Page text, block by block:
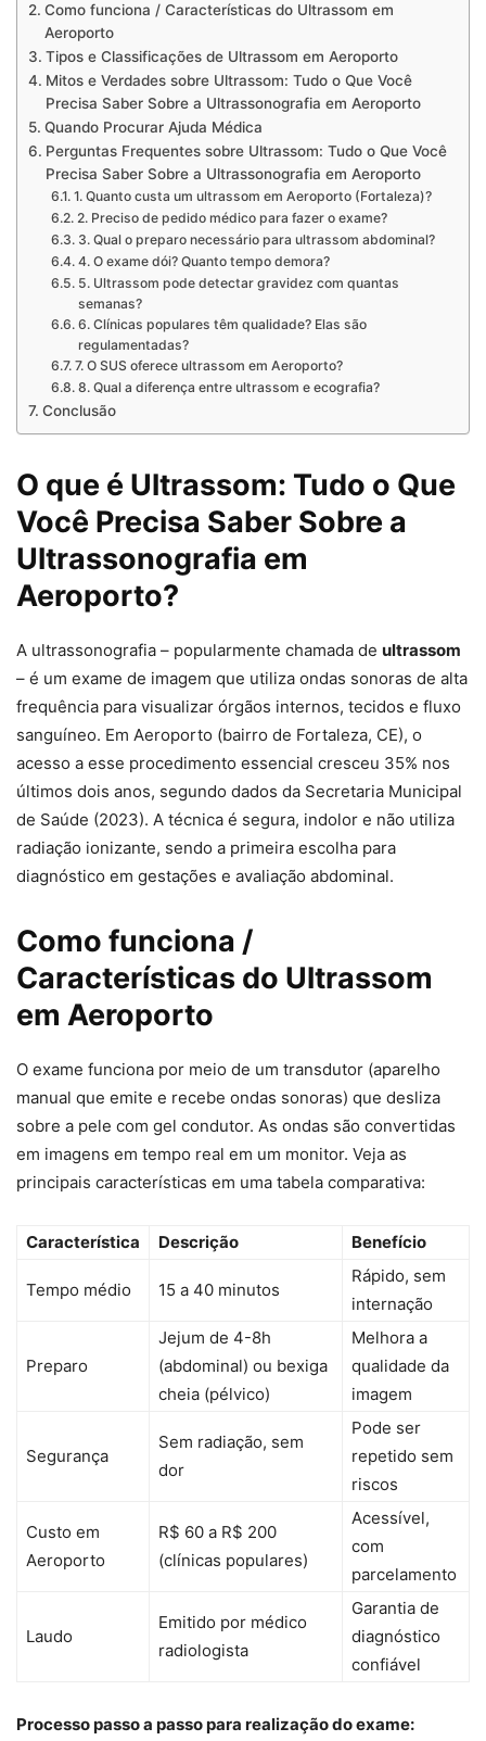
Como funciona / Características do Ultrassom em
Aeroporto
Tipos e Classificações de Ultrassom em Aeroporto
Mitos e Verdades sobre Ultrassom: Tudo o Que Você
Precisa Saber Sobre a Ultrassonografia em Aeroporto
Quando Procurar Ajuda Médica
Perguntas Frequentes sobre Ultrassom: Tudo o Que Você
Precisa Saber Sobre a Ultrassonografia em Aeroporto
1. Quanto custa um ultrassom em Aeroporto (Fortaleza)?
2. Preciso de pedido médico para fazer o exame?
3. Qual o preparo necessário para ultrassom abdominal?
4. O exame dói? Quanto tempo demora?
5. Ultrassom pode detectar gravidez com quantas
semanas?
6. Clínicas populares têm qualidade? Elas são
regulamentadas?
7. O SUS oferece ultrassom em Aeroporto?
8. Qual a diferença entre ultrassom e ecografia?
Conclusão
O que é Ultrassom: Tudo o Que
Você Precisa Saber Sobre a
Ultrassonografia em
Aeroporto?
A ultrassonografia – popularmente chamada de ultrassom
– é um exame de imagem que utiliza ondas sonoras de alta
frequência para visualizar órgãos internos, tecidos e fluxo
sanguíneo. Em Aeroporto (bairro de Fortaleza, CE), o
acesso a esse procedimento essencial cresceu 35% nos
últimos dois anos, segundo dados da Secretaria Municipal
de Saúde (2023). A técnica é segura, indolor e não utiliza
radiação ionizante, sendo a primeira escolha para
diagnóstico em gestações e avaliação abdominal.
Como funciona /
Características do Ultrassom
em Aeroporto
O exame funciona por meio de um transdutor (aparelho
manual que emite e recebe ondas sonoras) que desliza
sobre a pele com gel condutor. As ondas são convertidas
em imagens em tempo real em um monitor. Veja as
principais características em uma tabela comparativa:
Característica Descrição Benefício
Tempo médio 15 a 40 minutos
Rápido, sem
internação
Preparo
Jejum de 4-8h
(abdominal) ou bexiga
cheia (pélvico)
Melhora a
qualidade da
imagem
Segurança
Sem radiação, sem
dor
Pode ser
repetido sem
riscos
Custo em
Aeroporto
R$ 60 a R$ 200
(clínicas populares)
Acessível,
com
parcelamento
Laudo
Emitido por médico
radiologista
Garantia de
diagnóstico
confiável
Processo passo a passo para realização do exame: